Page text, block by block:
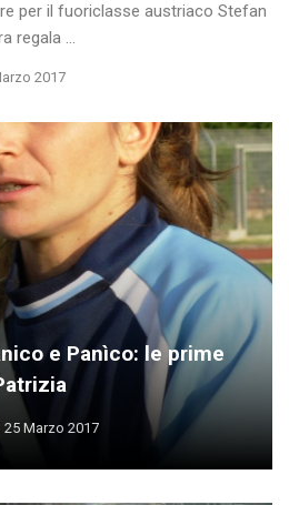
per il fuoriclasse austriaco Stefan
regala ...
2017
e Panìco: le prime
25 Marzo 2017